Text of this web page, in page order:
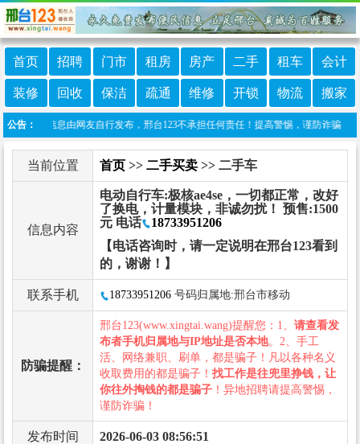
首页 招聘 门市 租房 房产 二手 租车 会计
装修 回收 保洁 疏通 维修 开锁 物流 搬家
公告：
本栏目信息由网友自行发布，邢台123不承担任何责任！提高警惕，谨防诈骗！做
当前位置 首页 >> 二手买卖 >> 二手车
信息内容
电动自行车:极核ae4se，一切都正常，改好
了换电，计量模块，非诚勿扰！ 预售:1500
元 电话
18733951206
【电话咨询时，请一定说明在邢台123看到
的，谢谢！】
联系手机 18733951206 号码归属地:邢台市移动
防骗提醒：
邢台123(www.xingtai.wang)提醒您：1、 请查看发
布者手机归属地与IP地址是否本地。2、手工
活、网络兼职、刷单，都是骗子！凡以各种名义
收取费用的都是骗子！ 找工作是往兜里挣钱，让
你往外掏钱的都是骗子 ！异地招聘请提高警惕，
谨防诈骗！
发布时间 2026-06-03 08:56:51